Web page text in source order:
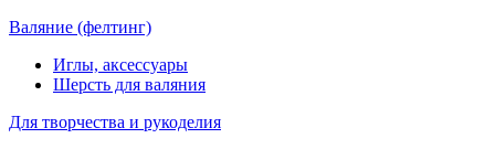
Валяние (фелтинг)
Иглы, аксессуары
Шерсть для валяния
Для творчества и рукоделия